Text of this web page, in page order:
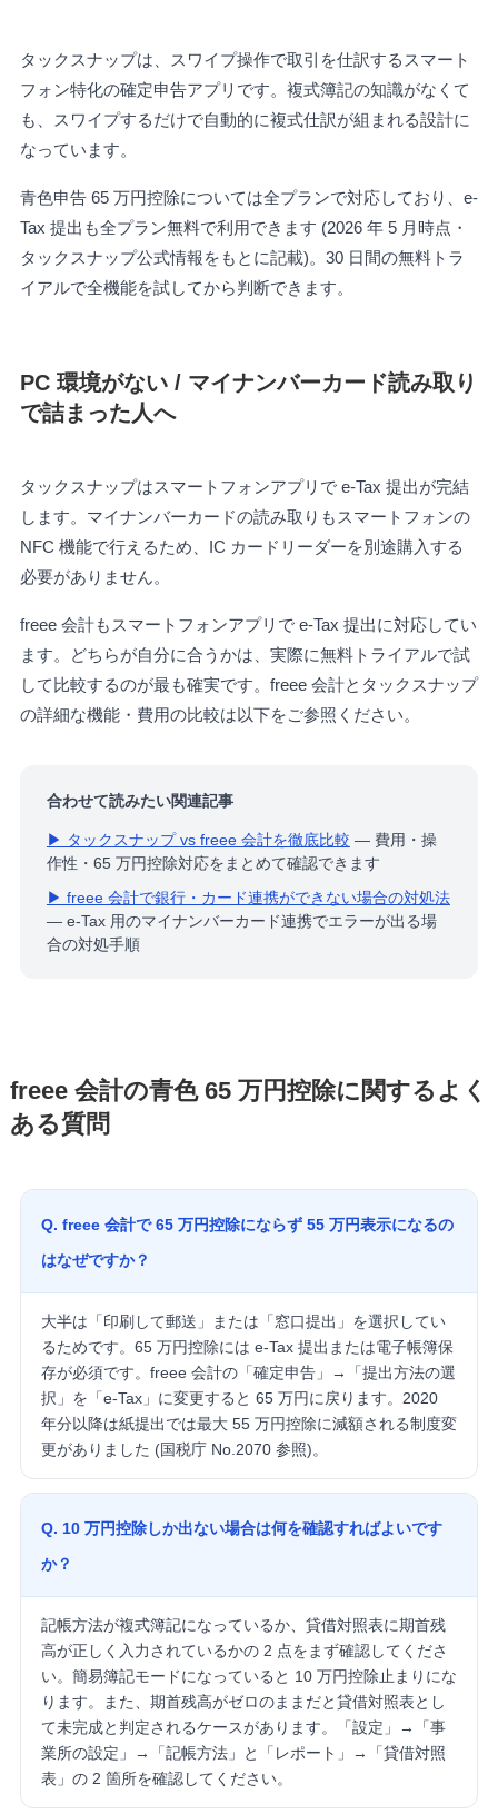
タックスナップは、スワイプ操作で取引を仕訳するスマート
フォン特化の確定申告アプリです。複式簿記の知識がなくて
も、スワイプするだけで自動的に複式仕訳が組まれる設計に
なっています。
青色申告 65 万円控除については全プランで対応しており、e-
Tax 提出も全プラン無料で利用できます (2026 年 5 月時点・
タックスナップ公式情報をもとに記載)。30 日間の無料トラ
イアルで全機能を試してから判断できます。
PC 環境がない / マイナンバーカード読み取り
で詰まった人へ
タックスナップはスマートフォンアプリで e-Tax 提出が完結
します。マイナンバーカードの読み取りもスマートフォンの
NFC 機能で行えるため、IC カードリーダーを別途購入する
必要がありません。
freee 会計もスマートフォンアプリで e-Tax 提出に対応してい
ます。どちらが自分に合うかは、実際に無料トライアルで試
して比較するのが最も確実です。freee 会計とタックスナップ
の詳細な機能・費用の比較は以下をご参照ください。
合わせて読みたい関連記事
▶ タックスナップ vs freee 会計を徹底比較 — 費用・操
作性・65 万円控除対応をまとめて確認できます
▶ freee 会計で銀行・カード連携ができない場合の対処法
— e-Tax 用のマイナンバーカード連携でエラーが出る場
合の対処手順
freee 会計の青色 65 万円控除に関するよく
ある質問
Q. freee 会計で 65 万円控除にならず 55 万円表示になるの
はなぜですか？
大半は「印刷して郵送」または「窓口提出」を選択してい
るためです。65 万円控除には e-Tax 提出または電子帳簿保
存が必須です。freee 会計の「確定申告」→「提出方法の選
択」を「e-Tax」に変更すると 65 万円に戻ります。2020
年分以降は紙提出では最大 55 万円控除に減額される制度変
更がありました (国税庁 No.2070 参照)。
Q. 10 万円控除しか出ない場合は何を確認すればよいです
か？
記帳方法が複式簿記になっているか、貸借対照表に期首残
高が正しく入力されているかの 2 点をまず確認してくださ
い。簡易簿記モードになっていると 10 万円控除止まりにな
ります。また、期首残高がゼロのままだと貸借対照表とし
て未完成と判定されるケースがあります。「設定」→「事
業所の設定」→「記帳方法」と「レポート」→「貸借対照
表」の 2 箇所を確認してください。